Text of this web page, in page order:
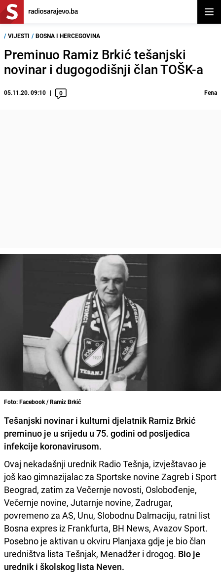
/ VIJESTI / BOSNA I HERCEGOVINA
Preminuo Ramiz Brkić tešanjski
novinar i dugogodišnji član TOŠK-a
05.11.20. 09:10 0 Fena
Foto: Facebook / Ramiz Brkić
Tešanjski novinar i kulturni djelatnik Ramiz Brkić
preminuo je u srijedu u 75. godini od posljedica
infekcije koronavirusom.
Ovaj nekadašnji urednik Radio Tešnja, izvještavao je
još kao gimnazijalac za Sportske novine Zagreb i Sport
Beograd, zatim za Večernje novosti, Oslobođenje,
Večernje novine, Jutarnje novine, Zadrugar,
povremeno za AS, Unu, Slobodnu Dalmaciju, ratni list
Bosna expres iz Frankfurta, BH News, Avazov Sport.
Posebno je aktivan u okviru Planjaxa gdje je bio član
uredništva lista Tešnjak, Menadžer i drogog. Bio je
urednik i školskog lista Neven.